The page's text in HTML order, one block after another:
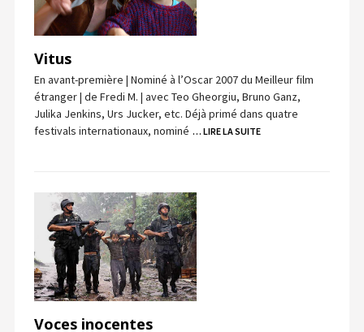
Vitus
En avant-première | Nominé à l’Oscar 2007 du Meilleur film
étranger | de Fredi M. | avec Teo Gheorgiu, Bruno Ganz,
Julika Jenkins, Urs Jucker, etc. Déjà primé dans quatre
festivals internationaux, nominé … LIRE LA SUITE
Voces inocentes